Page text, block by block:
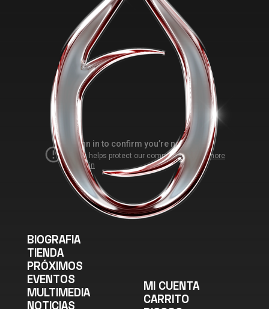
BIOGRAFIA
TIENDA
PRÓXIMOS
EVENTOS
MULTIMEDIA
NOTICIAS
MI CUENTA
CARRITO